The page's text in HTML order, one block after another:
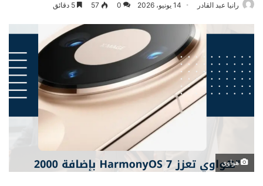
رانيا عبد القادر 14 يونيو، 2026 0
57
هواوي